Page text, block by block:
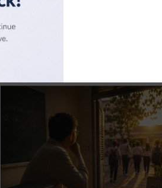
đời không nằm trong sách vở. Chỉ cần lặng